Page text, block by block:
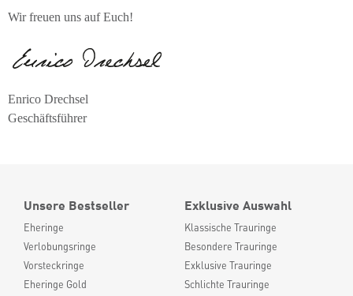
Wir freuen uns auf Euch!
Enrico Drechsel
Geschäftsführer
Unsere Bestseller
Eheringe
Verlobungsringe
Vorsteckringe
Eheringe Gold
Exklusive Auswahl
Klassische Trauringe
Besondere Trauringe
Exklusive Trauringe
Schlichte Trauringe